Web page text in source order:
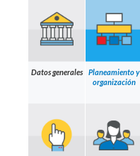
Datos generales
Planeamiento y
organización